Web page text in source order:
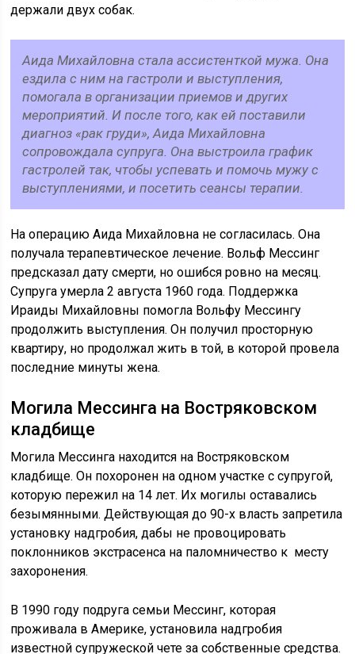
держали двух собак.
Аида Михайловна стала ассистенткой мужа. Она
ездила с ним на гастроли и выступления,
помогала в организации приемов и других
мероприятий. И после того, как ей поставили
диагноз «рак груди», Аида Михайловна
сопровождала супруга. Она выстроила график
гастролей так, чтобы успевать и помочь мужу с
выступлениями, и посетить сеансы терапии.
На операцию Аида Михайловна не согласилась. Она
получала терапевтическое лечение. Вольф Мессинг
предсказал дату смерти, но ошибся ровно на месяц.
Супруга умерла 2 августа 1960 года. Поддержка
Ираиды Михайловны помогла Вольфу Мессингу
продолжить выступления. Он получил просторную
квартиру, но продолжал жить в той, в которой провела
последние минуты жена.
Могила Мессинга на Востряковском
кладбище
Могила Мессинга находится на Востряковском
кладбище. Он похоронен на одном участке с супругой,
которую пережил на 14 лет. Их могилы оставались
безымянными. Действующая до 90-х власть запретила
установку надгробия, дабы не провоцировать
поклонников экстрасенса на паломничество к месту
захоронения.
В 1990 году подруга семьи Мессинг, которая
проживала в Америке, установила надгробия
известной супружеской чете за собственные средства.